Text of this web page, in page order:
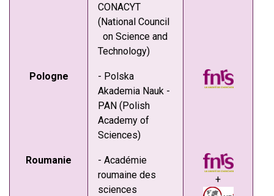
CONACYT
(National Council
on Science and
Technology)
Pologne
- Polska
Akademia Nauk -
PAN (Polish
Academy of
Sciences)
Roumanie
- Académie
roumaine des
sciences
+